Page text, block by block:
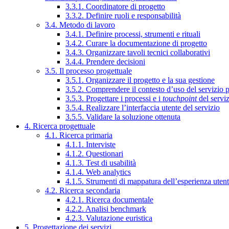
3.3.1. Coordinatore di progetto
3.3.2. Definire ruoli e responsabilità
3.4. Metodo di lavoro
3.4.1. Definire processi, strumenti e rituali
3.4.2. Curare la documentazione di progetto
3.4.3. Organizzare tavoli tecnici collaborativi
3.4.4. Prendere decisioni
3.5. Il processo progettuale
3.5.1. Organizzare il progetto e la sua gestione
3.5.2. Comprendere il contesto d’uso del servizio
3.5.3. Progettare i processi e i touchpointdel
3.5.4. Realizzare l’interfaccia utente del servizio
3.5.5. Validare la soluzione ottenuta
4. Ricerca progettuale
4.1. Ricerca primaria
4.1.1. Interviste
4.1.2. Questionari
4.1.3. Test di usabilità
4.1.4. Web analytics
4.1.5. Strumenti di mappatura dell’esperienza
4.2. Ricerca secondaria
4.2.1. Ricerca documentale
4.2.2. Analisi benchmark
4.2.3. Valutazione euristica
5. Progettazione dei servizi